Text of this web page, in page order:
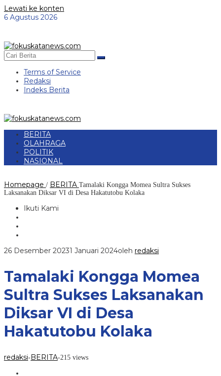
Lewati ke konten
6 Agustus 2026
Terms of Service
Redaksi
Indeks Berita
BERITA
OLAHRAGA
POLITIK
NASIONAL
Homepage / BERITA Tamalaki Kongga Momea Sultra Sukses
Laksanakan Diksar VI di Desa Hakatutobu Kolaka
Ikuti Kami
26 Desember 20231 Januari 2024oleh redaksi
Tamalaki Kongga Momea
Sultra Sukses Laksanakan
Diksar VI di Desa
Hakatutobu Kolaka
redaksi-BERITA-215 views